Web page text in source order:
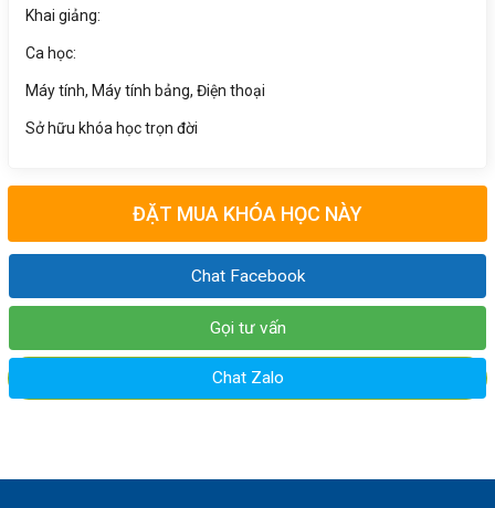
Khai giảng:
Ca học:
Máy tính, Máy tính bảng, Điện thoại
Sở hữu khóa học trọn đời
ĐẶT MUA KHÓA HỌC NÀY
Chat Facebook
Gọi tư vấn
Chat Zalo